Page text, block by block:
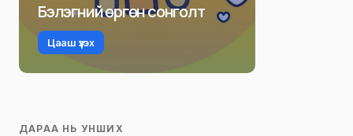
Бэлэгний өргөн сонголт
Цааш үзэх
ДАРАА НЬ УНШИХ